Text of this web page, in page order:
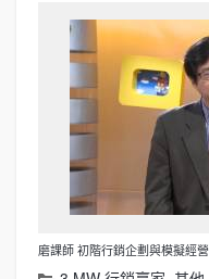
磨課師 初階行銷企劃與模擬經營